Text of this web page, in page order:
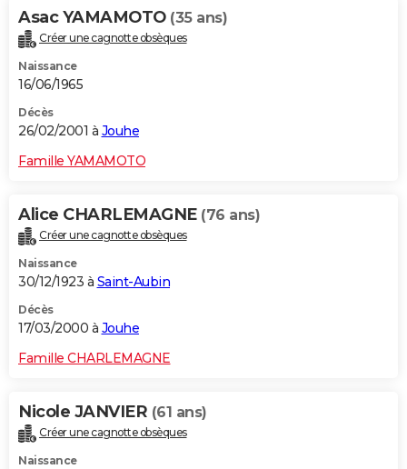
Asac YAMAMOTO (35 ans)
Créer une cagnotte obsèques
Naissance
16/06/1965
Décès
26/02/2001 à Jouhe
Famille YAMAMOTO
Alice CHARLEMAGNE (76 ans)
Créer une cagnotte obsèques
Naissance
30/12/1923 à Saint-Aubin
Décès
17/03/2000 à Jouhe
Famille CHARLEMAGNE
Nicole JANVIER (61 ans)
Créer une cagnotte obsèques
Naissance